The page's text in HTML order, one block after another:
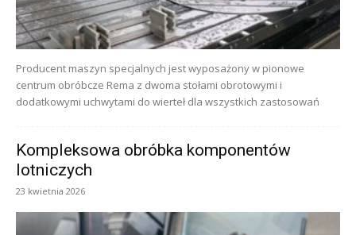
Producent maszyn specjalnych jest wyposażony w pionowe
centrum obróbcze Rema z dwoma stołami obrotowymi i
dodatkowymi uchwytami do wierteł dla wszystkich zastosowań
Kompleksowa obróbka komponentów
lotniczych
23 kwietnia 2026